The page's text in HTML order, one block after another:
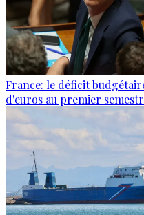
France: le déficit
d'euros au premier